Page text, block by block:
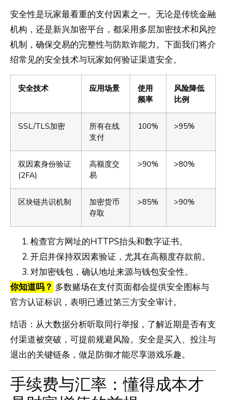
安全性是玩家最看重的支付因素之一。无论是传统金融
机构，还是新兴加密平台，都采用多层加密技术和风控
机制，确保交易的完整性与防欺诈能力。下面我们将介
绍常见的安全技术与玩家如何验证渠道安全。
安全技术 应用场景
使用
频率
风险降低
比例
SSL/TLS加密
所有在线
支付
100% >95%
双因素身份验证
(2FA)
高额度交
易
>90% >80%
区块链共识机制
加密货币
存取
>85% >90%
检查官方网址的HTTPS抬头和数字证书。
开启并保持双因素验证，尤其在高额度存款前。
对加密钱包，确认地址来源与钱包安全性。
你知道吗？ 多数赌场在支付页面都会提供安全图标与
官方认证标识，表明已通过第三方安全审计。
结语：从大数据分析听取同行举报，了解近期是否有支
付渠道被突破，可提前规避风险。安全是买入、投注与
退出的关键链条，做足防御才能尽享游戏乐趣。
手续费与汇率：懂得成本才